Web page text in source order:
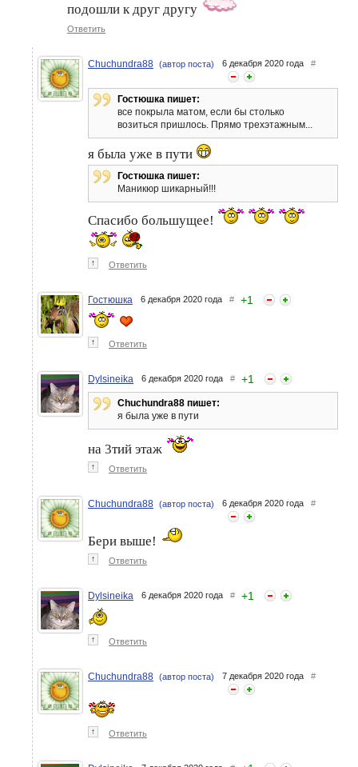
подошли к друг другу
Ответить
Chuchundra88 (автор поста) 6 декабря 2020 года #
Гостюшка пишет:
все покрыла матом, если бы столько
возиться пришлось. Прямо трехэтажным...
я была уже в пути
Гостюшка пишет:
Маникюр шикарный!!!
Спасибо большущее!
↑ Ответить
Гостюшка 6 декабря 2020 года # +1
↑ Ответить
Dylsineika 6 декабря 2020 года # +1
Chuchundra88 пишет:
я была уже в пути
на 3тий этаж
↑ Ответить
Chuchundra88 (автор поста) 6 декабря 2020 года #
Бери выше!
↑ Ответить
Dylsineika 6 декабря 2020 года # +1
↑ Ответить
Chuchundra88 (автор поста) 7 декабря 2020 года #
↑ Ответить